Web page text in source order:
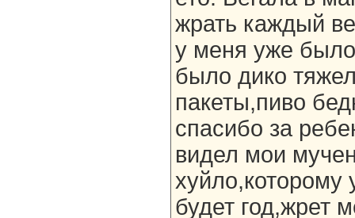
жрать каждый
у меня уже
было дико
пакеты,пиво
спасибо за
видел мои
хуйло,которому
будет год,жрет